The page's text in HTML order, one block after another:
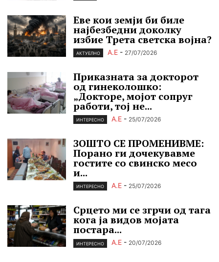
Еве кои земји би биле
најбезбедни доколку
избие Трета светска војна?
АКТУЕЛНО А.Е - 27/07/2026
Приказната за докторот
од гинеколошко:
„Докторе, мојот сопруг
работи, тој не...
ИНТЕРЕСНО А.Е - 25/07/2026
ЗОШТО СЕ ПРОМЕНИВМЕ:
Порано ги дочекувавме
гостите со свинско месо
и...
ИНТЕРЕСНО А.Е - 25/07/2026
Срцето ми се згрчи од тага
кога ја видов мојата
постара...
ИНТЕРЕСНО А.Е - 20/07/2026